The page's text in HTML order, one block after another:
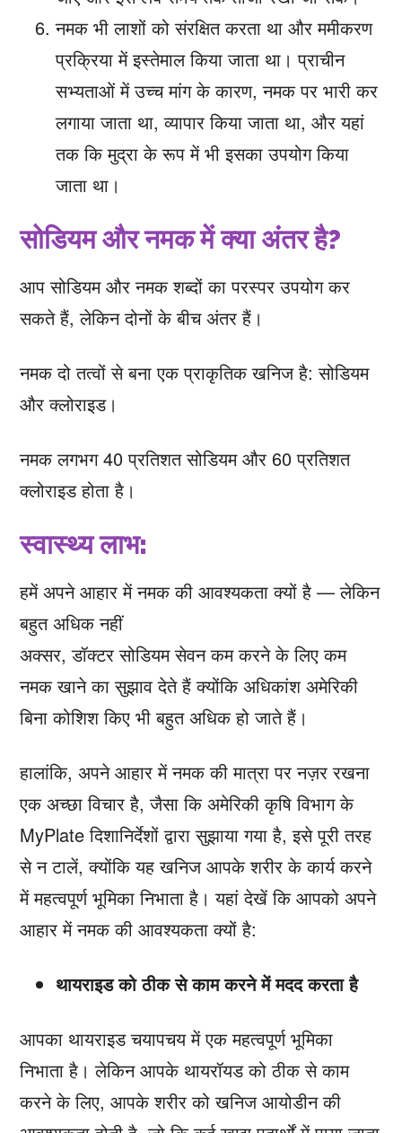
नमक भी लाशों को संरक्षित करता था और ममीकरण
प्रक्रिया में इस्तेमाल किया जाता था। प्राचीन
सभ्यताओं में उच्च मांग के कारण, नमक पर भारी कर
लगाया जाता था, व्यापार किया जाता था, और यहां
तक ​​कि मुद्रा के रूप में भी इसका उपयोग किया
जाता था।
सोडियम और नमक में क्या अंतर है?
आप सोडियम और नमक शब्दों का परस्पर उपयोग कर
सकते हैं, लेकिन दोनों के बीच अंतर हैं।
नमक दो तत्वों से बना एक प्राकृतिक खनिज है: सोडियम
और क्लोराइड।
नमक लगभग 40 प्रतिशत सोडियम और 60 प्रतिशत
क्लोराइड होता है।
स्वास्थ्य लाभ:
हमें अपने आहार में नमक की आवश्यकता क्यों है — लेकिन
बहुत अधिक नहीं
अक्सर, डॉक्टर सोडियम सेवन कम करने के लिए कम
नमक खाने का सुझाव देते हैं क्योंकि अधिकांश अमेरिकी
बिना कोशिश किए भी बहुत अधिक हो जाते हैं।
हालांकि, अपने आहार में नमक की मात्रा पर नज़र रखना
एक अच्छा विचार है, जैसा कि अमेरिकी कृषि विभाग के
MyPlate दिशानिर्देशों द्वारा सुझाया गया है, इसे पूरी तरह
से न टालें, क्योंकि यह खनिज आपके शरीर के कार्य करने
में महत्वपूर्ण भूमिका निभाता है। यहां देखें कि आपको अपने
आहार में नमक की आवश्यकता क्यों है:
थायराइड को ठीक से काम करने में मदद करता है
आपका थायराइड चयापचय में एक महत्वपूर्ण भूमिका
निभाता है। लेकिन आपके थायरॉयड को ठीक से काम
करने के लिए, आपके शरीर को खनिज आयोडीन की